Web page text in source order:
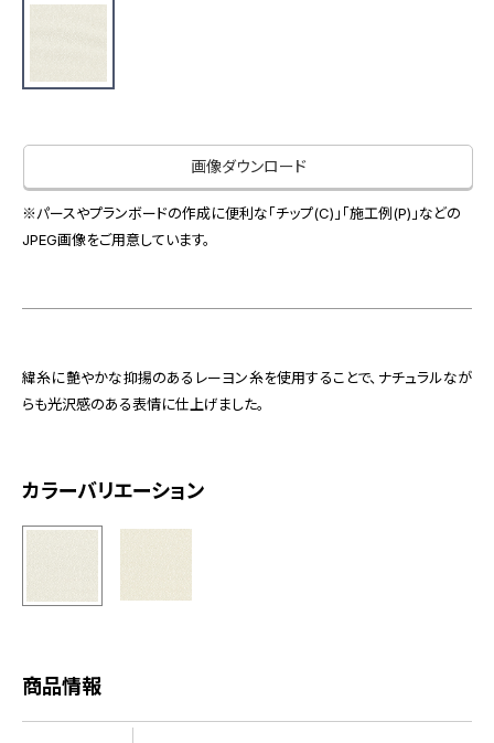
動画一覧
お手入れ便利帳
お問い合わせ（一般のお客様）
インテリア事業
スペースソリューション事業
オフィスソリューション事業
ファシリティソリューション事業
会社情報
会社情報
お知らせプライバシーポリシーサイトマップ
画像ダウンロード
※パースやプランボードの作成に便利な「チップ(C)」「施工例(P)」などの
JPEG画像をご用意しています。
緯糸に艶やかな抑揚のあるレーヨン糸を使用することで、ナチュラルなが
らも光沢感のある表情に仕上げました。
カラーバリエーション
商品情報